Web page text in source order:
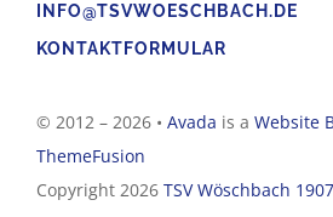
INFO@TSVWOESCHBACH.DE
KONTAKTFORMULAR
© 2012 – 2026 • Avada is a Website
ThemeFusion
Copyright 2026 TSV Wöschbach